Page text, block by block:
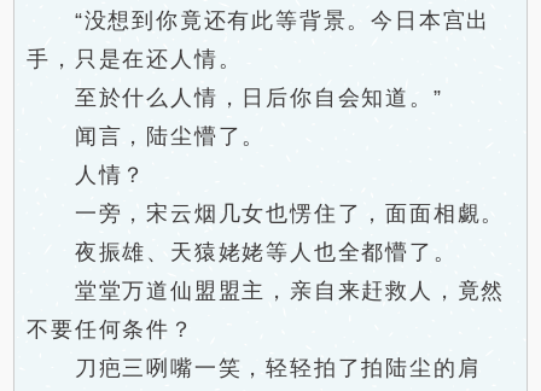
“没想到你竟还有此等背景。今日本宫出
手，只是在还人情。
至於什么人情，日后你自会知道。”
闻言，陆尘懵了。
人情？
一旁，宋云烟几女也愣住了，面面相覷。
夜振雄、天猿姥姥等人也全都懵了。
堂堂万道仙盟盟主，亲自来赶救人，竟然
不要任何条件？
刀疤三咧嘴一笑，轻轻拍了拍陆尘的肩